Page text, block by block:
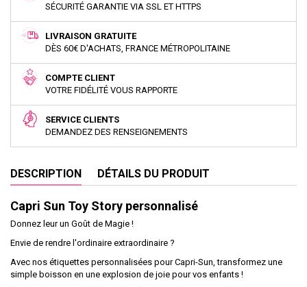
SÉCURITÉ GARANTIE VIA SSL ET HTTPS
LIVRAISON GRATUITE
DÈS 60€ D'ACHATS, FRANCE MÉTROPOLITAINE
COMPTE CLIENT
VOTRE FIDÉLITÉ VOUS RAPPORTE
SERVICE CLIENTS
DEMANDEZ DES RENSEIGNEMENTS
DESCRIPTION DÉTAILS DU PRODUIT
Capri Sun Toy Story personnalisé
Donnez leur un Goût de Magie !
Envie de rendre l'ordinaire extraordinaire ?
Avec nos étiquettes personnalisées pour Capri-Sun, transformez une
simple boisson en une explosion de joie pour vos enfants !